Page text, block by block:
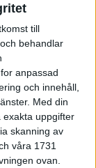
till
behandlar
anpassad
och innehåll,
Med din
exakta uppgifter
skanning av
våra 1731
ovan.
han
på
Ahl. Två f.d.
beredda på